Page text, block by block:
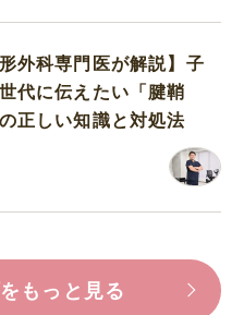
形外科専門医が解説】子
代に伝えたい「腱鞘
正しい知識と対処法
もっと見る